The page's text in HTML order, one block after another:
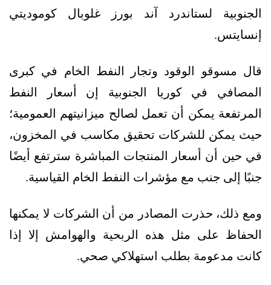
الجنوبية لستاندرد آند بورز غلوبال كوموديتي
إنسايتس.
قال مسوقو الوقود وتجار النفط الخام في كبرى
المصافي في كوريا الجنوبية إن أسعار النفط
المرتفعة يمكن أن تعمل لصالح ميزانيتهم العمومية؛
حيث يمكن للشركات تحقيق مكاسب في المخزون،
في حين أن أسعار المنتجات المباشرة سترتفع أيضًا
جنبًا إلى جنب مع مؤشرات النفط الخام القياسية.
ومع ذلك، حذرت المصادر من أن الشركات لا يمكنها
الحفاظ على مثل هذه الربحية والهوامش إلا إذا
كانت مدعومة بطلب استهلاكي صحي.